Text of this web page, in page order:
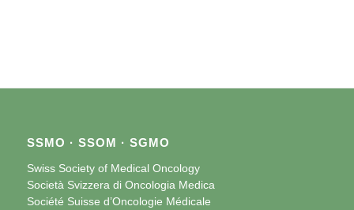
SSMO · SSOM · SGMO
Swiss Society of Medical Oncology
Società Svizzera di Oncologia Medica
Société Suisse d’Oncologie Médicale